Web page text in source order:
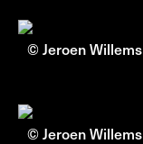
© Jeroen Willems
© Jeroen Willems